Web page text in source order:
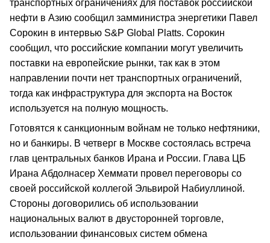
транспортных ограничениях для поставок российской
нефти в Азию сообщил замминистра энергетики Павел
Сорокин в интервью S&P Global Platts. Сорокин
сообщил, что российские компании могут увеличить
поставки на европейские рынки, так как в этом
направлении почти нет транспортных ограничений,
тогда как инфраструктура для экспорта на Восток
используется на полную мощность.
Готовятся к санкционным войнам не только нефтяники,
но и банкиры. В четверг в Москве состоялась встреча
глав центральных банков Ирана и России. Глава ЦБ
Ирана Абдолнасер Хеммати провел переговоры со
своей российской коллегой Эльвирой Набиуллиной.
Стороны договорились об использовании
национальных валют в двусторонней торговле,
использовании финансовых систем обмена